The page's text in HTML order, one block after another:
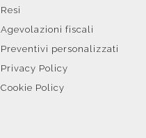
Resi
Agevolazioni fiscali
Preventivi personalizzati
Privacy Policy
Cookie Policy